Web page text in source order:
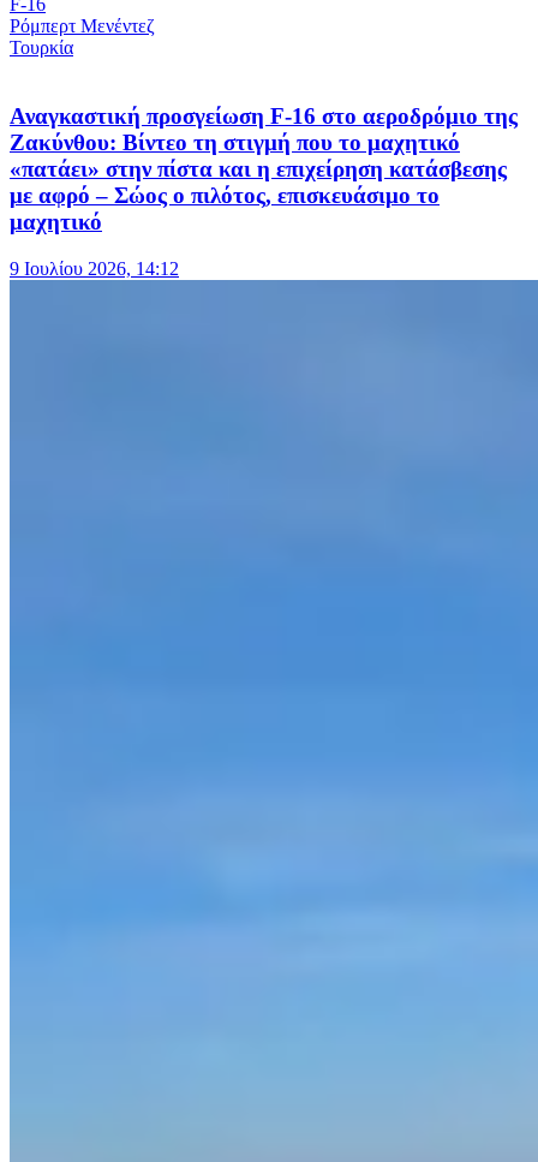
F-16
Ρόμπερτ Μενέντεζ
Τουρκία
Αναγκαστική προσγείωση F-16 στο αεροδρόμιο της
Ζακύνθου: Βίντεο τη στιγμή που το μαχητικό
«πατάει» στην πίστα και η επιχείρηση κατάσβεσης
με αφρό – Σώος ο πιλότος, επισκευάσιμο το
μαχητικό
9 Ιουλίου 2026, 14:12